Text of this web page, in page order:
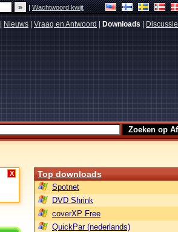
|Wachtwoord kwijt
Nieuws Vraag en Antwoord Downloads Discussie
X Top downloads
Spotnet
DVD Shrink
coverXP Free
QuickPar (nederlands)